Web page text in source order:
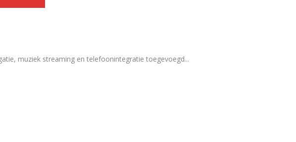
muziek streaming en telefoonintegratie toegevoegd...